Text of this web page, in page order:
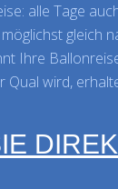
alle Tage
gleich
Ihre
Qual wird,